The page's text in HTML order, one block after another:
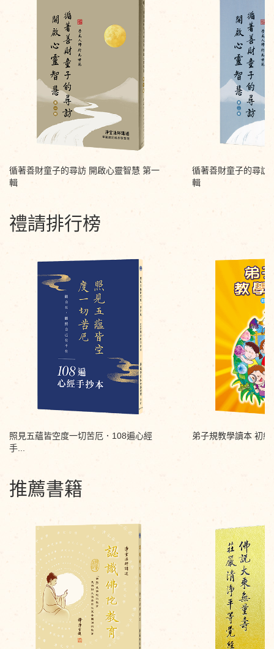
循著善財童子的尋訪 開啟心靈智慧 第一
輯
循著善財童子的尋訪
輯
禮請排行榜
照見五蘊皆空度一切苦厄．108遍心經
手...
弟子規教學讀本 初
推薦書籍